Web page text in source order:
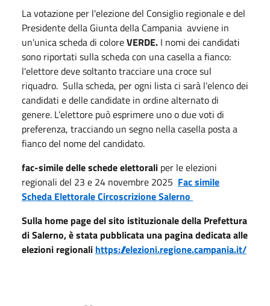
La votazione per l'elezione del Consiglio regionale e del
Presidente della Giunta della Campania avviene in
un'unica scheda di coloreVERDE. I nomi dei candidati
sono riportati sulla scheda con una casella a fianco:
l'elettore deve soltanto tracciare una croce sul
riquadro. Sulla scheda, per ogni lista ci sarà l'elenco dei
candidati e delle candidate in ordine alternato di
genere. L’elettore può esprimere uno o due voti di
preferenza, tracciando un segno nella casella posta a
fianco del nome del candidato.
fac-simile delle schede elettorali per le elezioni
regionali del 23 e 24 novembre 2025 Fac simile
Scheda Elettorale Circoscrizione Salerno
Sulla home page del sito istituzionale della Prefettura
di Salerno, è stata pubblicata una pagina dedicata alle
elezioni regionali https://elezioni.regione.campania.it/